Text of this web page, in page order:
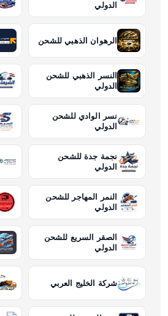
الدولي
الرهوان الذهبي للشحن
النسر الذهبي للشحن
الدولي
نسر الوادي للشحن
الدولي
نجمة جدة للشحن
الدولي
النمر المهاجر للشحن
الدولي
الصقر السريع للشحن
الدولي
شركة الخليج العربي